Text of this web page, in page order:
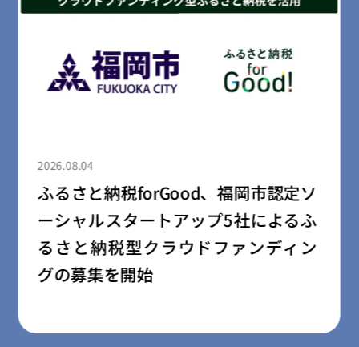
2026.08.04
ふるさと納税forGood、郡山市の「社
会起業家加速化支援プログラム」採
択事業者によるプロジェクトの寄附
受付開始